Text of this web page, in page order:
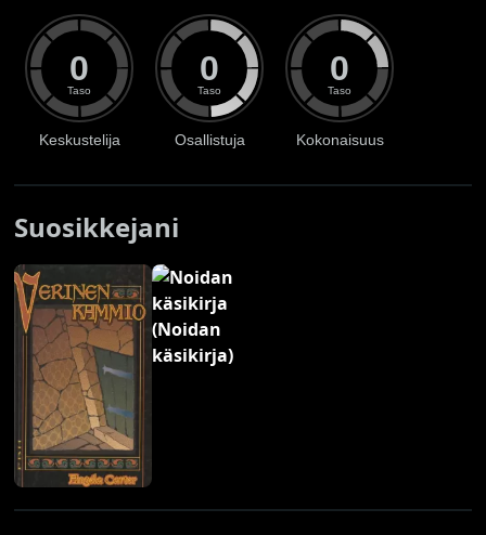
0
Taso
Keskustelija
0
Taso
Osallistuja
0
Taso
Kokonaisuus
Suosikkejani